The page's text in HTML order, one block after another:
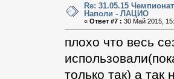
Re: 31.05.15
Наполи - ЛАЦИО
«Ответ #7 : 30 Май 2015,
плохо что весь
только так) а